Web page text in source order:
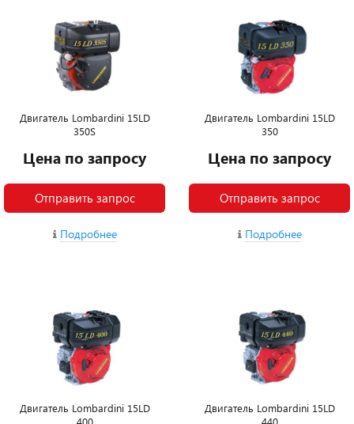
Двигатель Lombardini 15LD
350S
Цена по запросу
Отправить запрос
Подробнее
Двигатель Lombardini 15LD
350
Цена по запросу
Отправить запрос
Подробнее
Двигатель Lombardini 15LD
400
Двигатель Lombardini 15LD
440